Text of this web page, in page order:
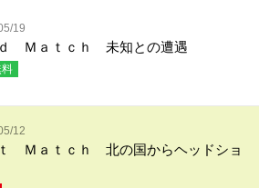
19
Ｍａｔｃｈ 未知との遭遇
12
Ｍａｔｃｈ 北の国からヘッドショ